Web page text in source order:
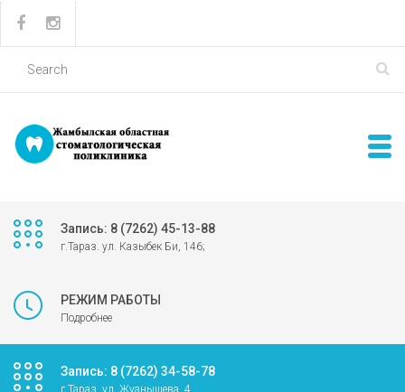
Запись: 8 (7262) 45-13-88
г.Тараз. ул. Казыбек Би, 146;
РЕЖИМ РАБОТЫ
Подробнее
Запись: 8 (7262) 34-58-78
г.Тараз. ул. Жуанышева, 4